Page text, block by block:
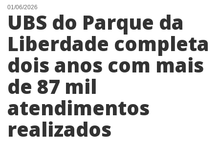
NOTÍCIAS
LISTA DIGITAL
CONTATO
ANUNCIE
01/06/2026
UBS do Parque da
Liberdade completa
dois anos com mais
de 87 mil
atendimentos
realizados